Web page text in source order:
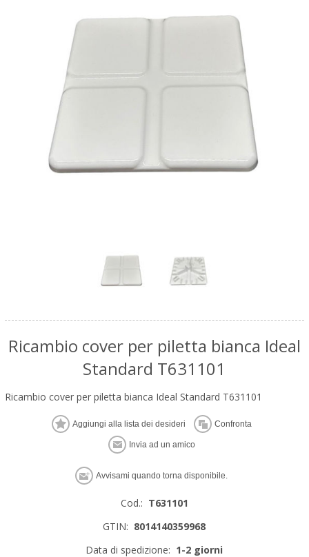
Ricambio cover per piletta bianca Ideal
Standard T631101
Ricambio cover per piletta bianca Ideal Standard T631101
Cod.: T631101
GTIN: 8014140359968
Data di spedizione: 1-2 giorni